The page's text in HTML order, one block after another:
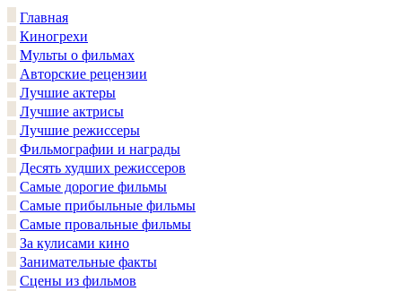
Главная
Киногрехи
Мульты о фильмах
Авторские рецензии
Лучшие актеры
Лучшие актрисы
Лучшие режиссеры
Фильмографии и награды
Десять худших режиссеров
Самые дорогие фильмы
Самые прибыльные фильмы
Самые провальные фильмы
За кулисами кино
Занимательные факты
Сцены из фильмов